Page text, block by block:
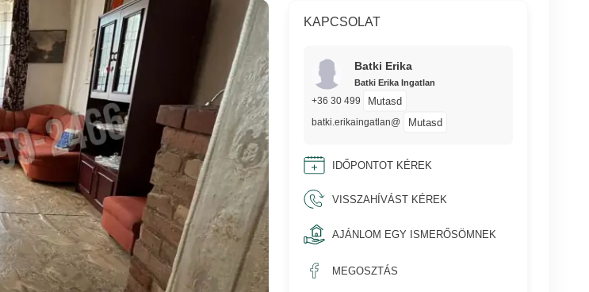
KAPCSOLAT
Batki Erika
Batki Erika Ingatlan
+36 30 499 Mutasd
batki.erikaingatlan@ Mutasd
IDŐPONTOT KÉREK
VISSZAHÍVÁST KÉREK
AJÁNLOM EGY ISMERŐSÖMNEK
MEGOSZTÁS